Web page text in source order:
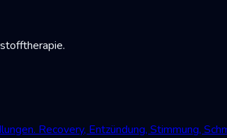
Recovery, Entzündung, Stimmung,